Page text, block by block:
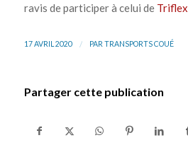
ravis de participer à celui de Triflex
17 AVRIL 2020 / PAR TRANSPORTS COUÉ
Partager cette publication